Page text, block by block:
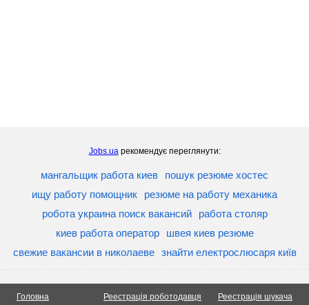
Jobs.uaрекомендує переглянути:
мангальщик работа киев
пошук резюме хостес
ищу работу помощник
резюме на работу механика
робота украина поиск вакансий
работа столяр
киев работа оператор
швея киев резюме
свежие вакансии в николаеве
знайти електрослюсаря київ
Головна
Реестрація роботодавця
Реестрація шукача